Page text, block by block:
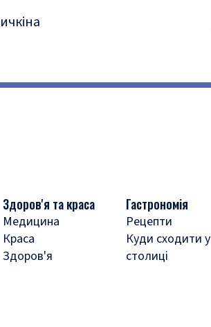
Здоров'я та краса
Медицина
Краса
Здоров'я
Гастрономія
Рецепти
Куди сходити у
столиці